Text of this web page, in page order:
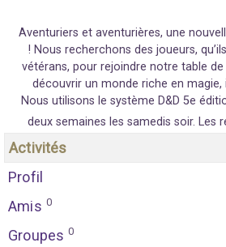
Aventuriers et aventurières, une
! Nous recherchons des joueurs,
vétérans, pour rejoindre notre table
découvrir un monde riche en magie,
Nous utilisons le système D&D 5e
deux semaines les samedis soir. Les
Activités
Profil
Amis 0
Groupes 0